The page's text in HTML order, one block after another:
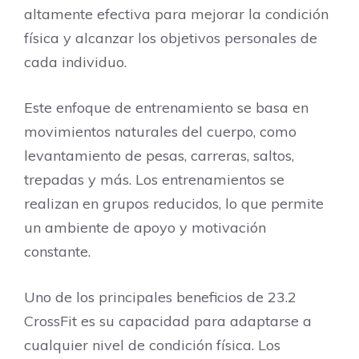
altamente efectiva para mejorar la condición
física y alcanzar los objetivos personales de
cada individuo.
Este enfoque de entrenamiento se basa en
movimientos naturales del cuerpo, como
levantamiento de pesas, carreras, saltos,
trepadas y más. Los entrenamientos se
realizan en grupos reducidos, lo que permite
un ambiente de apoyo y motivación
constante.
Uno de los principales beneficios de 23.2
CrossFit es su capacidad para adaptarse a
cualquier nivel de condición física. Los